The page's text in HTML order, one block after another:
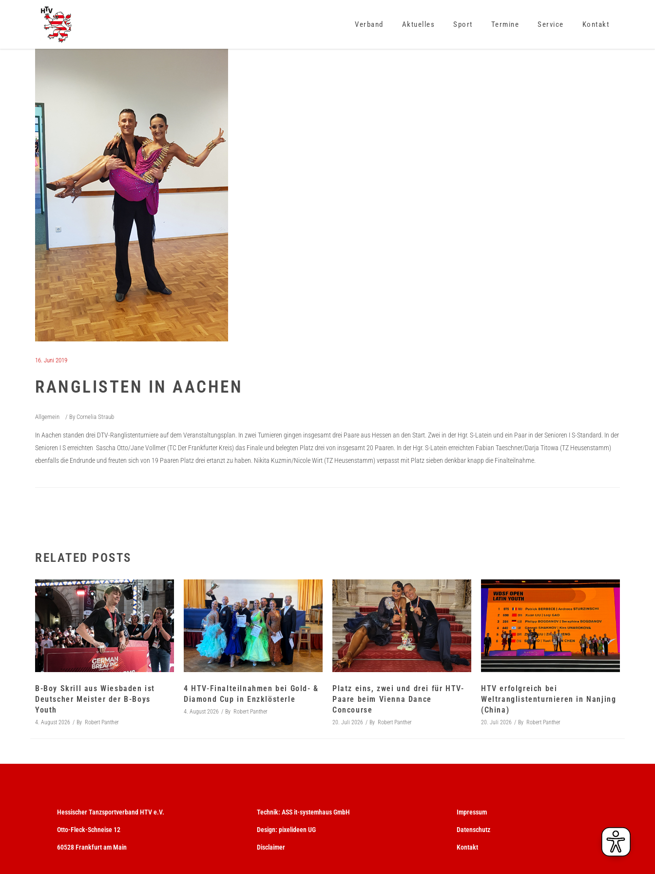
Verband Aktuelles Sport Termine Service Kontakt
16. Juni 2019
RANGLISTEN IN AACHEN
Allgemein By Cornelia Straub
In Aachen standen drei DTV-Ranglistenturniere auf dem Veranstaltungsplan. In zwei Turnieren gingen insgesamt drei Paare aus Hessen an den Start. Zwei in der Hgr. S-Latein und ein Paar in der Senioren I S-Standard. In der
Senioren I S erreichten Sascha Otto/Jane Vollmer (TC Der Frankfurter Kreis) das Finale und belegten Platz drei von insgesamt 20 Paaren. In der Hgr. S-Latein erreichten Fabian Taeschner/Darja Titowa (TZ Heusenstamm)
ebenfalls die Endrunde und freuten sich von 19 Paaren Platz drei ertanzt zu haben. Nikita Kuzmin/Nicole Wirt (TZ Heusenstamm) verpasst mit Platz sieben denkbar knapp die Finalteilnahme.
RELATED POSTS
B-Boy Skrill aus Wiesbaden ist
Deutscher Meister der B-Boys
Youth
4. August 2026 By Robert Panther
4 HTV-Finalteilnahmen bei Gold- &
Diamond Cup in Enzklösterle
4. August 2026 By Robert Panther
Platz eins, zwei und drei für HTV-
Paare beim Vienna Dance
Concourse
20. Juli 2026 By Robert Panther
HTV erfolgreich bei
Weltranglistenturnieren in Nanjing
(China)
20. Juli 2026 By Robert Panther
Hessischer Tanzsportverband HTV e.V.
Otto-Fleck-Schneise 12
60528 Frankfurt am Main
Technik: ASS it-systemhaus GmbH
Design: pixelideen UG
Disclaimer
Impressum
Datenschutz
Kontakt